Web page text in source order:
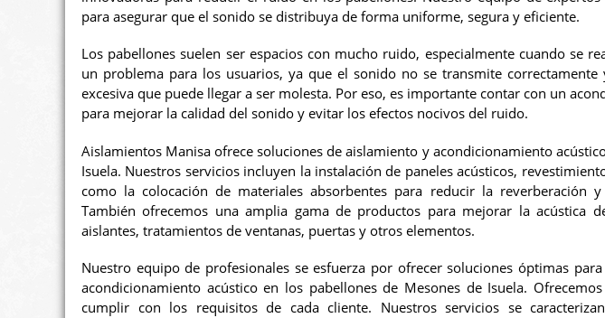
para asegurar que el sonido se distribuya de forma uniforme, segura y eficiente.
Los pabellones suelen ser espacios con mucho ruido, especialmente cuando se
un problema para los usuarios, ya que el sonido no se transmite correctamente
excesiva que puede llegar a ser molesta. Por eso, es importante contar con un
para mejorar la calidad del sonido y evitar los efectos nocivos del ruido.
Aislamientos Manisa ofrece soluciones de aislamiento y acondicionamiento
Isuela. Nuestros servicios incluyen la instalación de paneles acústicos,
como la colocación de materiales absorbentes para reducir la reverberación
También ofrecemos una amplia gama de productos para mejorar la acústica
aislantes, tratamientos de ventanas, puertas y otros elementos.
Nuestro equipo de profesionales se esfuerza por ofrecer soluciones óptimas
acondicionamiento acústico en los pabellones de Mesones de Isuela.
cumplir con los requisitos de cada cliente. Nuestros servicios se